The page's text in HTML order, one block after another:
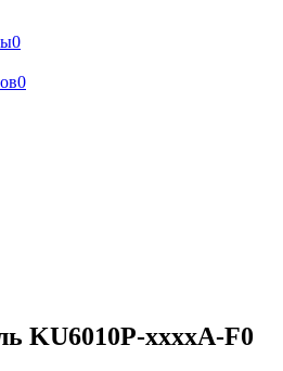
0
0
KU6010P-xxxxA-F0